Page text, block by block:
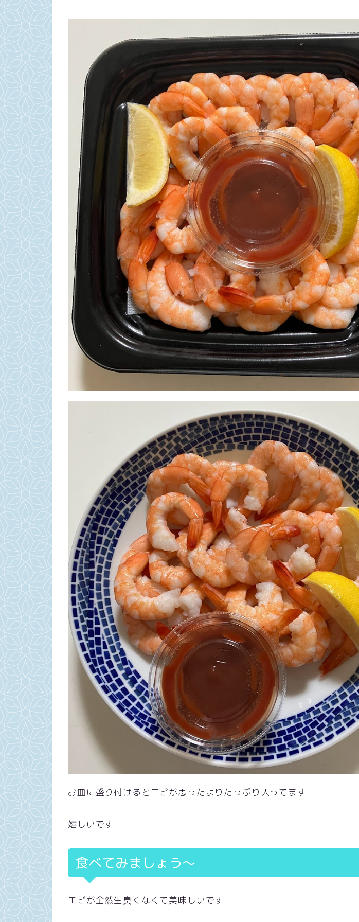
お皿に盛り付けるとエビが思ったよりたっぷり入ってます！！
嬉しいです！
食べてみましょう〜
エビが全然生臭くなくて美味しいです